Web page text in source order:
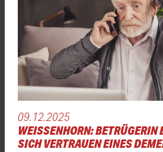
09.12.2025
WEISSENHORN: BETRÜGERIN
ICH VERTRAUEN EINES